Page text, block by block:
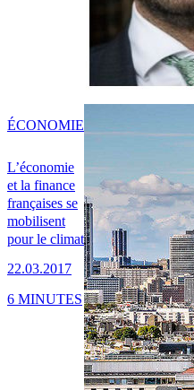
L’économie
et la finance
françaises se
mobilisent
pour le climat
22.03.2017
ÉCONOMIE
6 MINUTES